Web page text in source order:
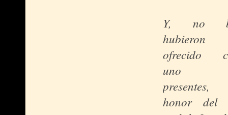
Y, no
hubieron
ofrecido
uno
honor del